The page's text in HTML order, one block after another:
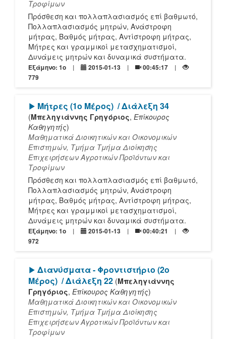
Τροφίμων
Πρόσθεση και πολλαπλασιασμός επί βαθμωτό,
Πολλαπλασιασμός μητρών, Ανάστροφη
μήτρας, Βαθμός μήτρας, Αντίστροφη μήτρας,
Μήτρες και γραμμικοί μετασχηματισμοί,
Δυνάμεις μητρών και δυναμικά συστήματα.
Εξάμηνο: 1o 2015-01-13
00:45:17
779
[Play]
Μήτρες (1ο Μέρος) / Διάλεξη 34
(Μπεληγιάννης Γρηγόριος, Επίκουρος
Καθηγητής)
Μαθηματικά Διοικητικών και Οικονομικών
Επιστημών, Τμήμα Τμήμα Διοίκησης
Επιχειρήσεων Αγροτικών Προϊόντων και
Τροφίμων
Πρόσθεση και πολλαπλασιασμός επί βαθμωτό,
Πολλαπλασιασμός μητρών, Ανάστροφη
μήτρας, Βαθμός μήτρας, Αντίστροφη μήτρας,
Μήτρες και γραμμικοί μετασχηματισμοί,
Δυνάμεις μητρών και δυναμικά συστήματα.
Εξάμηνο: 1o 2015-01-13
00:40:21
972
[Play]
Διανύσματα - Φροντιστήριο (2ο
Μέρος) / Διάλεξη 22 (Μπεληγιάννης
Γρηγόριος, Επίκουρος Καθηγητής)
Μαθηματικά Διοικητικών και Οικονομικών
Επιστημών, Τμήμα Τμήμα Διοίκησης
Επιχειρήσεων Αγροτικών Προϊόντων και
Τροφίμων